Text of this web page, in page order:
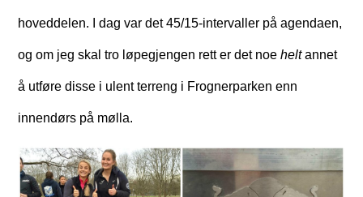
hoveddelen. I dag var det 45/15-intervaller på agendaen,
og om jeg skal tro løpegjengen rett er det noeheltannet
å utføre disse i ulent terreng i Frognerparken enn
innendørs på mølla.